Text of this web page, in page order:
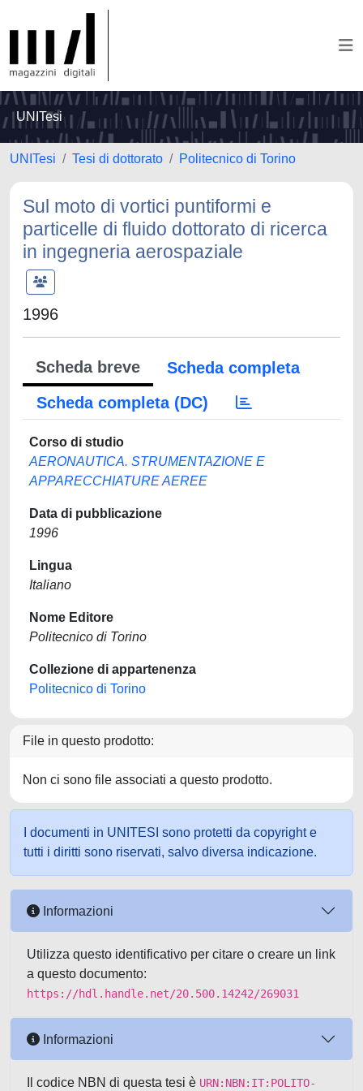
UNITesi
UNITesi Tesi di dottorato Politecnico di Torino
Sul moto di vortici puntiformi e
particelle di fluido dottorato di ricerca
in ingegneria aerospaziale
1996
Scheda breve
Scheda completa
Scheda completa (DC)
Corso di studio
AERONAUTICA. STRUMENTAZIONE E
APPARECCHIATURE AEREE
Data di pubblicazione
1996
Lingua
Italiano
Nome Editore
Politecnico di Torino
Collezione di appartenenza
Politecnico di Torino
File in questo prodotto:
Non ci sono file associati a questo prodotto.
I documenti in UNITESI sono protetti da copyright e
tutti i diritti sono riservati, salvo diversa indicazione.
Informazioni
Utilizza questo identificativo per citare o creare un link
a questo documento:
https://hdl.handle.net/20.500.14242/269031
Informazioni
Il codice NBN di questa tesi è URN:NBN:IT:POLITO-